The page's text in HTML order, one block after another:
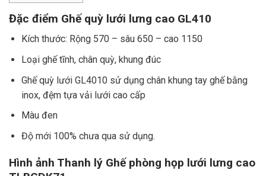
Đặc điểm Ghế quỳ lưới lưng cao GL410
Kích thước: Rộng 570 – sâu 650 – cao 1150
Loại ghế tĩnh, chân quỳ, khung đúc
Ghế quỳ lưới GL4010 sử dụng chân khung tay ghế bằng
inox, đệm tựa vải lưới cao cấp
Màu đen
Độ mới 100% chưa qua sử dụng.
Hình ảnh Thanh lý Ghế phòng họp lưới lưng cao